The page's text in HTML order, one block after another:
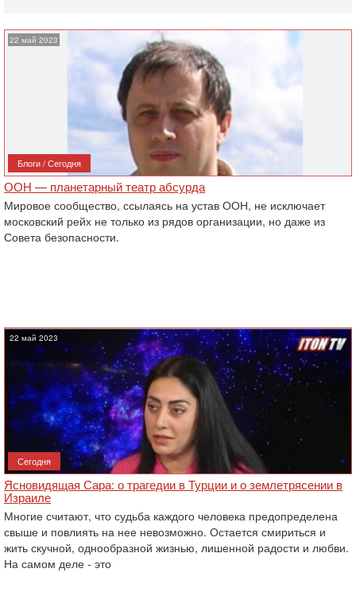
22 май 2023
Блоги / Сегодня
ООН — планетарный театр абсурда
Мировое сообщество, ссылаясь на устав ООН, не исключает
московский рейх не только из рядов организации, но даже из
Совета безопасности.
22 май 2023
Сегодня
Ясновидящая Сара: о трагедии в Турции и о землетрясении в
Израиле
Многие считают, что судьба каждого человека предопределена
свыше и повлиять на нее невозможно. Остается смириться и
жить скучной, однообразной жизнью, лишенной радости и любви.
На самом деле - это